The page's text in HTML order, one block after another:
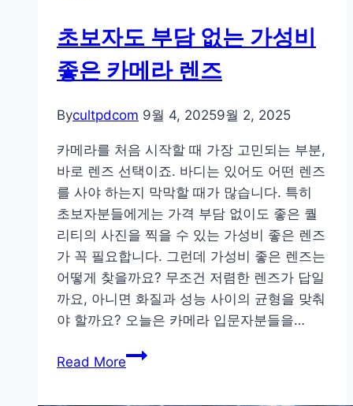
초보자도 부담 없는 가성비
좋은 카메라 렌즈
Bycultpdcom 9월 4, 20259월 2, 2025
카메라를 처음 시작할 때 가장 고민되는 부분,
바로 렌즈 선택이죠. 바디는 있어도 어떤 렌즈
를 사야 하는지 막막할 때가 많습니다. 특히
초보자분들에게는 가격 부담 없이도 좋은 퀄
리티의 사진을 찍을 수 있는 가성비 좋은 렌즈
가 꼭 필요합니다. 그런데 가성비 좋은 렌즈는
어떻게 찾을까요? 무조건 저렴한 렌즈가 답일
까요, 아니면 화질과 성능 사이의 균형을 맞춰
야 할까요? 오늘은 카메라 입문자분들을…
Read More초